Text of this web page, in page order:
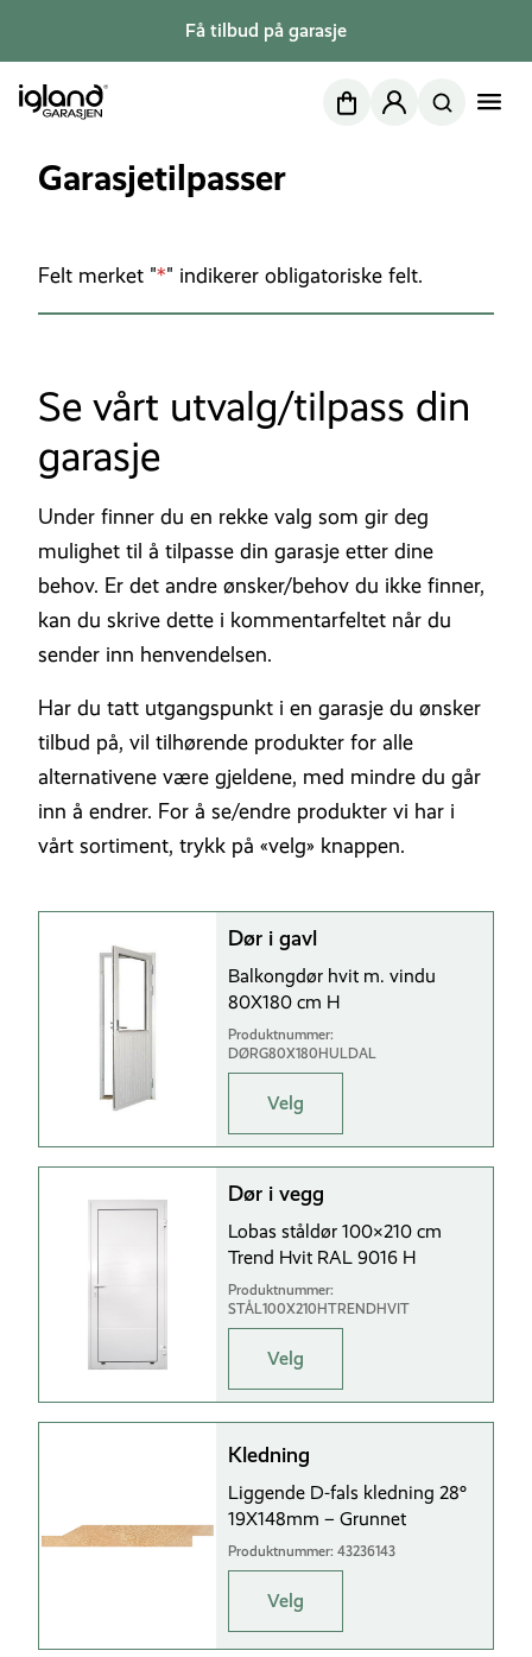
Få tilbud på garasje
NettbutikkMin side
Garasjetilpasser
Felt merket "*" indikerer obligatoriske felt.
Se vårt utvalg/tilpass din
garasje
Under finner du en rekke valg som gir deg
mulighet til å tilpasse din garasje etter dine
behov. Er det andre ønsker/behov du ikke finner,
kan du skrive dette i kommentarfeltet når du
sender inn henvendelsen.
Har du tatt utgangspunkt i en garasje du ønsker
tilbud på, vil tilhørende produkter for alle
alternativene være gjeldene, med mindre du går
inn å endrer. For å se/endre produkter vi har i
vårt sortiment, trykk på «velg» knappen.
Dør i gavl
Balkongdør hvit m. vindu
80X180 cm H
Produktnummer:
DØRG80X180HULDAL
Velg
Dør i vegg
Lobas ståldør 100×210 cm
Trend Hvit RAL 9016 H
Produktnummer:
STÅL100X210HTRENDHVIT
Velg
Kledning
Liggende D-fals kledning 28°
19X148mm – Grunnet
Produktnummer: 43236143
Velg